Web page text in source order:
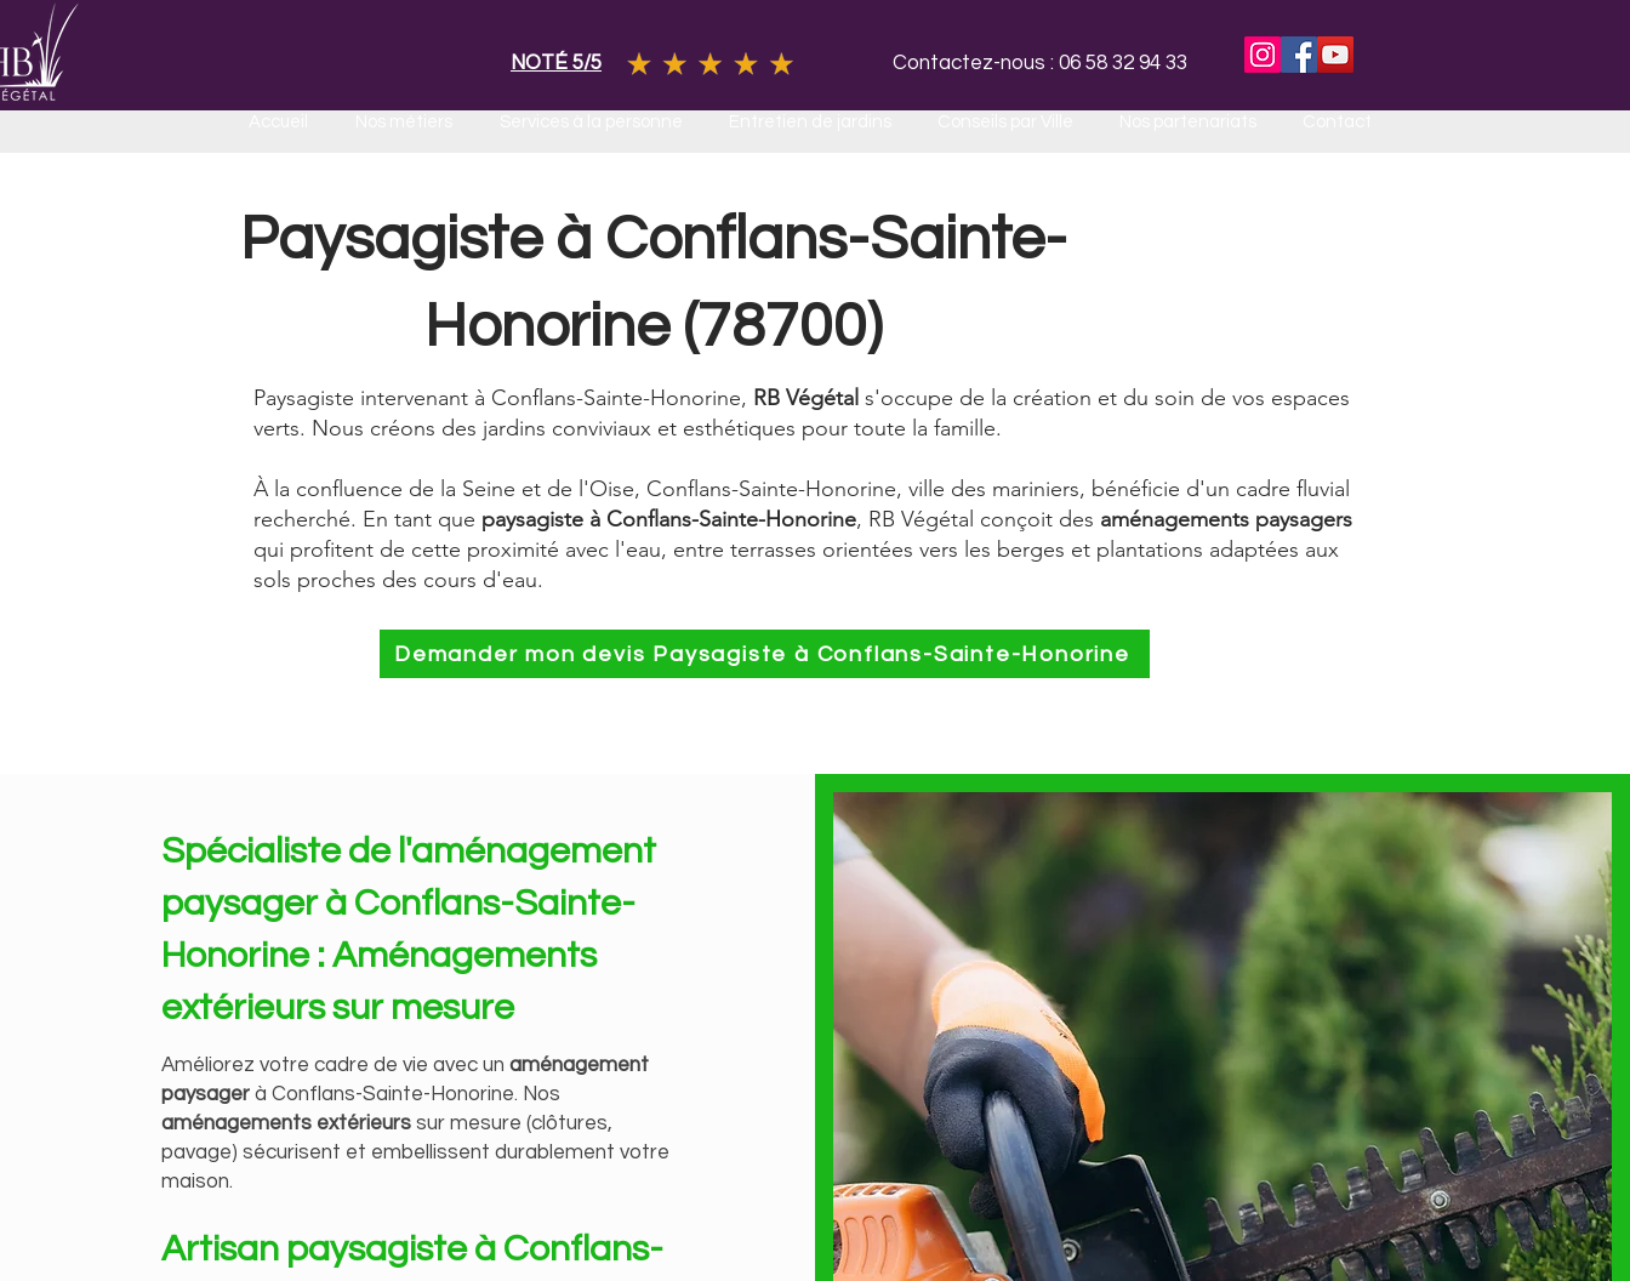
NOTÉ 5/5 Contactez-nous : 06 58 32 94 33
Paysagiste à Conflans-Sainte-
Honorine (78700)
Paysagiste intervenant à Conflans-Sainte-Honorine, RB Végétal s'occupe de la création et du soin de vos espaces
verts. Nous créons des jardins conviviaux et esthétiques pour toute la famille.
À la confluence de la Seine et de l'Oise, Conflans-Sainte-Honorine, ville des mariniers, bénéficie d'un cadre fluvial
recherché. En tant que paysagiste à Conflans-Sainte-Honorine, RB Végétal conçoit des aménagements paysagers
qui profitent de cette proximité avec l'eau, entre terrasses orientées vers les berges et plantations adaptées aux
sols proches des cours d'eau.
Demander mon devis Paysagiste à Conflans-Sainte-Honorine
Spécialiste de l'aménagement
paysager à Conflans-Sainte-
Honorine : Aménagements
extérieurs sur mesure
Améliorez votre cadre de vie avec un aménagement
paysager à Conflans-Sainte-Honorine. Nos
aménagements extérieurs sur mesure (clôtures,
pavage) sécurisent et embellissent durablement votre
maison.
Artisan paysagiste à Conflans-